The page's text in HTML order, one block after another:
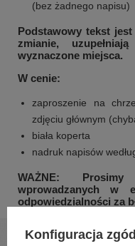
(bez żadnego napisu)
Podstawowy tekst
zmianie,
wyznaczone miejsca.
W cenie:
zaproszenie na
zdjęciu głównym
biała koperta
nadruk napisów
WAŻNE:
wprowadzanych w
odpowiedzialności za
Konfiguracja zgód